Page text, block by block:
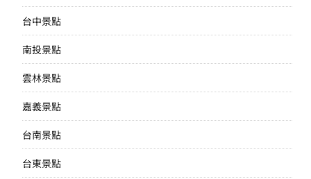
台中景點
南投景點
雲林景點
嘉義景點
台南景點
台東景點